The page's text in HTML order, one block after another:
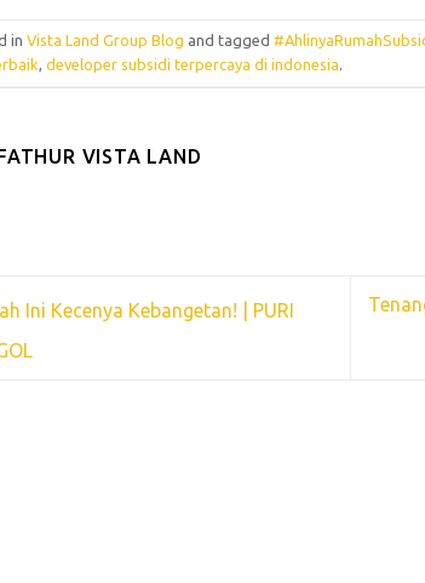
in Vista Land Group Blog and tagged
, developer subsidi terpercaya di indonesia.
VISTA LAND
Ini Kecenya Kebangetan! | PURI